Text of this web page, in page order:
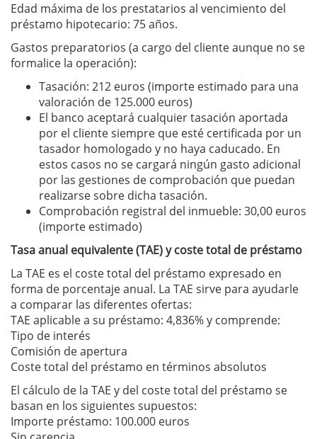
Edad máxima de los prestatarios al vencimiento del
préstamo hipotecario: 75 años.
Gastos preparatorios (a cargo del cliente aunque no se
formalice la operación):
Tasación: 212 euros (importe estimado para una
valoración de 125.000 euros)
El banco aceptará cualquier tasación aportada
por el cliente siempre que esté certificada por un
tasador homologado y no haya caducado. En
estos casos no se cargará ningún gasto adicional
por las gestiones de comprobación que puedan
realizarse sobre dicha tasación.
Comprobación registral del inmueble: 30,00 euros
(importe estimado)
Tasa anual equivalente (TAE) y coste total de préstamo
La TAE es el coste total del préstamo expresado en
forma de porcentaje anual. La TAE sirve para ayudarle
a comparar las diferentes ofertas:
TAE aplicable a su préstamo: 4,836% y comprende:
Tipo de interés
Comisión de apertura
Coste total del préstamo en términos absolutos
El cálculo de la TAE y del coste total del préstamo se
basan en los siguientes supuestos:
Importe préstamo: 100.000 euros